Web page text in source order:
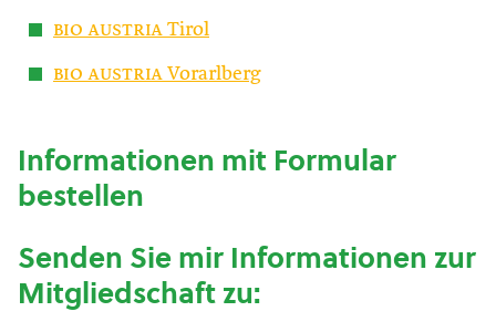
bio austria Tirol
bio austria Vorarlberg
Informationen mit Formular
bestellen
Senden Sie mir Informationen zur
Mitgliedschaft zu: